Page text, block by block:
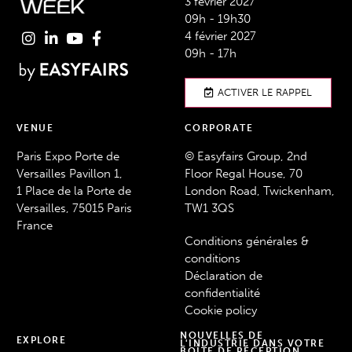
09h - 19h30
4 février 2027
09h - 17h
ACTIVER LE RAPPEL
VENUE
Paris Expo Porte de
Versailles Pavillon 1,
1 Place de la Porte de
Versailles, 75015 Paris
France
CORPORATE
© Easyfairs Group, 2nd
Floor Regal House, 70
London Road, Twickenham,
TW1 3QS
Conditions générales &
conditions
Déclaration de
confidentialité
Cookie policy
EXPLORE NOUVELLES DE
L'INDUSTRIE DANS VOTRE